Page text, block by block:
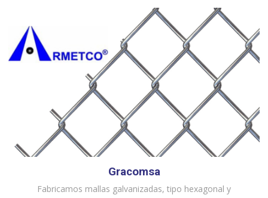
Gracomsa
Fabricamos mallas galvanizadas, tipo hexagonal y